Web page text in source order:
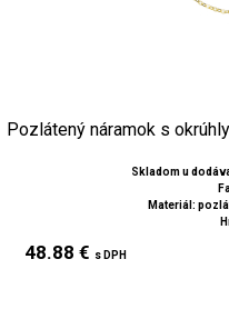
Pozlátený náramok s
Skladom u
Materiál:
48.88 € s DPH